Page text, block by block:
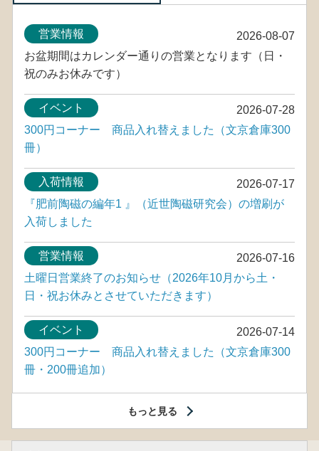
2026-08-07
営業情報
お盆期間はカレンダー通りの営業となります（日・
祝のみお休みです）
2026-07-28
イベント
300円コーナー 商品入れ替えました（文京倉庫300
冊）
2026-07-17
入荷情報
『肥前陶磁の編年1 』（近世陶磁研究会）の増刷が
入荷しました
2026-07-16
営業情報
土曜日営業終了のお知らせ（2026年10月から土・
日・祝お休みとさせていただきます）
2026-07-14
イベント
300円コーナー 商品入れ替えました（文京倉庫300
冊・200冊追加）
もっと見る